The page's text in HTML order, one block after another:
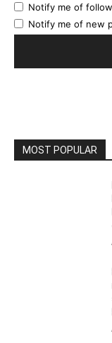
Notify me of
Notify me of new
MOST POPULAR